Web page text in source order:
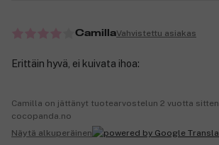
CamillaVahvistettu asiakas
Erittäin hyvä, ei kuivata ihoa:
Camilla on jättänyt tuotearvostelun 2 vuotta sitten |
cocopanda.no
Näytä alkuperäinen